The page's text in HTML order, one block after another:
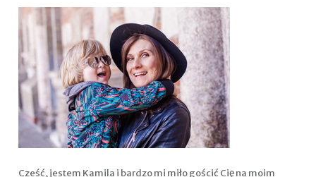
Cześć, jestem Kamila i bardzo mi miło gościć Cię na moim